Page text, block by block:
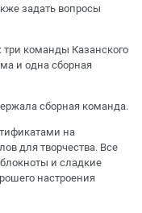
задать вопросы
три команды Казанского
и одна сборная
сборная команда.
на
для творчества. Все
и сладкие
настроения